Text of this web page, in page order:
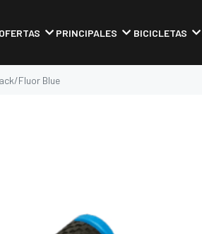
OFERTAS PRINCIPALES BICICLETAS
Fluor Blue